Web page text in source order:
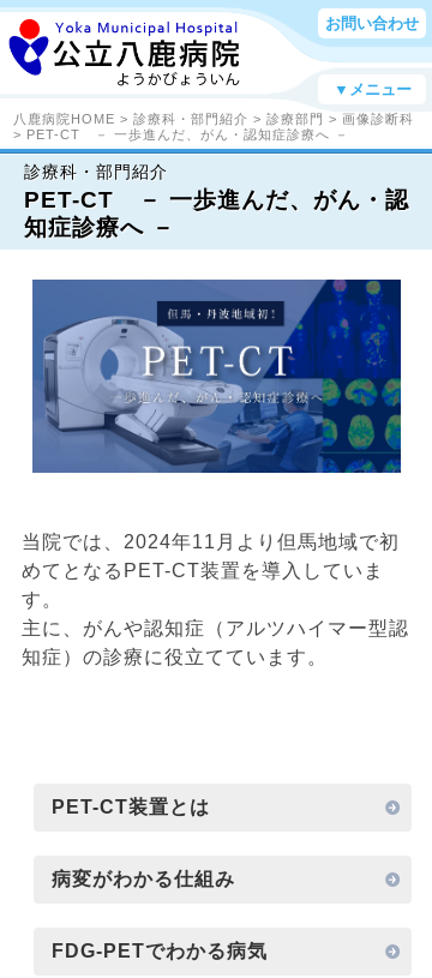
お問い合わせ
▼メニュー
八鹿病院HOME > 診療科・部門紹介 > 診療部門 > 画像診断科
> PET-CT － 一歩進んだ、がん・認知症診療へ －
診療科・部門紹介
PET-CT － 一歩進んだ、がん・認
知症診療へ －
当院では、2024年11月より但馬地域で初
めてとなるPET-CT装置を導入していま
す。
主に、がんや認知症（アルツハイマー型認
知症）の診療に役立てています。
PET-CT装置とは
病変がわかる仕組み
FDG-PETでわかる病気